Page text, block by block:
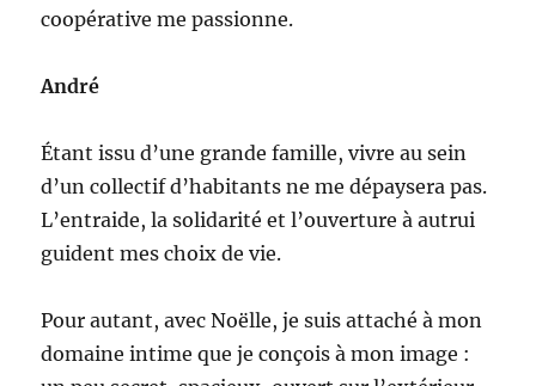
coopérative me passionne.
André
Étant issu d’une grande famille, vivre au sein
d’un collectif d’habitants ne me dépaysera pas.
L’entraide, la solidarité et l’ouverture à autrui
guident mes choix de vie.
Pour autant, avec Noëlle, je suis attaché à mon
domaine intime que je conçois à mon image :